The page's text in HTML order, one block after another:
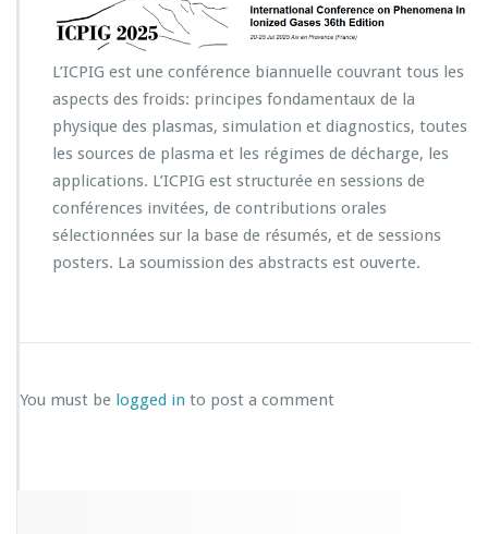
L’ICPIG est une conférence biannuelle couvrant tous les
aspects des froids: principes fondamentaux de la
physique des plasmas, simulation et diagnostics, toutes
les sources de plasma et les régimes de décharge, les
applications. L’ICPIG est structurée en sessions de
conférences invitées, de contributions orales
sélectionnées sur la base de résumés, et de sessions
posters. La soumission des abstracts est ouverte.
You must be logged in to post a comment